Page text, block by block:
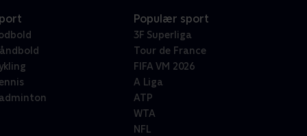
Populær sport
3F Superliga
Tour de France
FIFA VM 2026
A Liga
ATP
WTA
NFL